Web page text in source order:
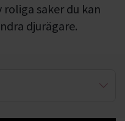
saker du kan
djurägare.